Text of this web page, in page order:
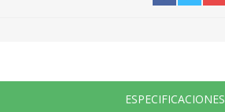
ESPECIFICACIONES